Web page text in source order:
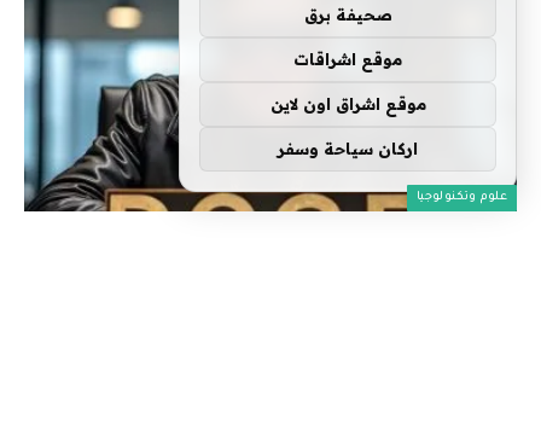
علوم وتكنولوجيا
صحيفة برق
موقع اشراقات
موقع اشراق اون لاين
اركان سياحة وسفر